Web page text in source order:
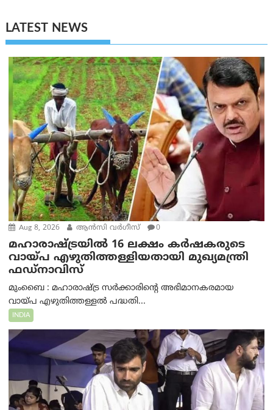
LATEST NEWS
Aug 8, 2026 ആന്‍സി വര്‍ഗീസ് 0
മഹാരാഷ്ട്രയിൽ 16 ലക്ഷം കർഷകരുടെ
വായ്പ എഴുതിത്തള്ളിയതായി മുഖ്യമന്ത്രി
ഫഡ്‌നാവിസ്
മുംബൈ : മഹാരാഷ്ട്ര സർക്കാരിന്റെ അഭിമാനകരമായ
വായ്പ എഴുതിത്തള്ളൽ പദ്ധതി...
INDIA